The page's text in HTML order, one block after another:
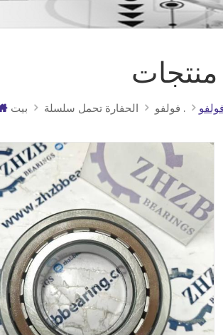
منتجات
بيت الحفارة تحمل سلسلة فولفو .